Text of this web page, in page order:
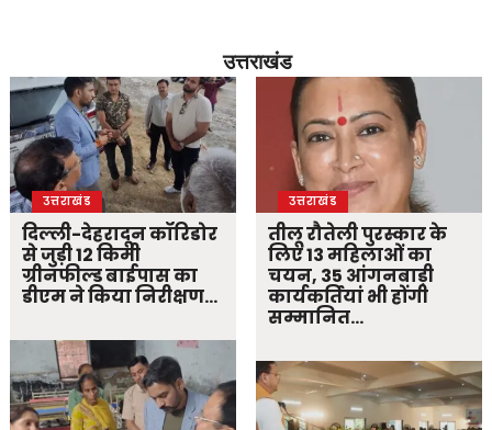
उत्तराखंड
उत्तराखंड
दिल्ली-देहरादून कॉरिडोर
से जुड़ी 12 किमी
ग्रीनफील्ड बाईपास का
डीएम ने किया निरीक्षण…
उत्तराखंड
तीलू रौतेली पुरस्कार के
लिए 13 महिलाओं का
चयन, 35 आंगनबाड़ी
कार्यकर्तियां भी होंगी
सम्मानित…